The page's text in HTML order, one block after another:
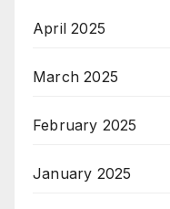
April 2025
March 2025
February 2025
January 2025